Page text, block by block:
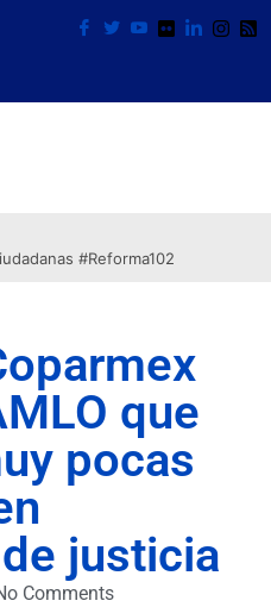
#Reforma102
que
pocas
justicia
Comments